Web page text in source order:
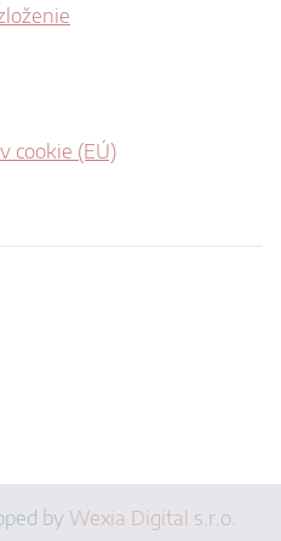
cookie (EÚ)
by Wexia Digital s.r.o.